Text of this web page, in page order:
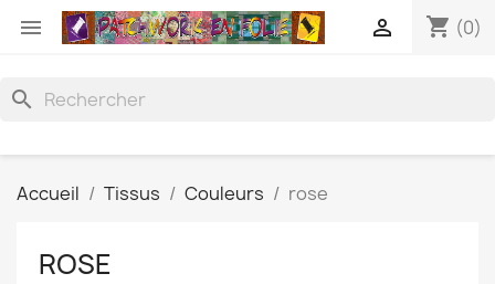
 shopping_cart (0)

search
Accueil Tissus Couleurs rose
ROSE